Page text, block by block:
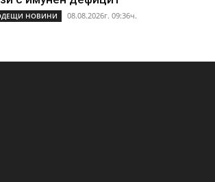
НОВИНИ 08.08.2026г. 09:36ч.